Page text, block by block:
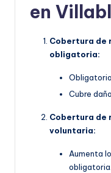
en
Cobertura de
obligatoria:
Cubre
Cobertura de
voluntaria:
Aumenta
obligatoria.